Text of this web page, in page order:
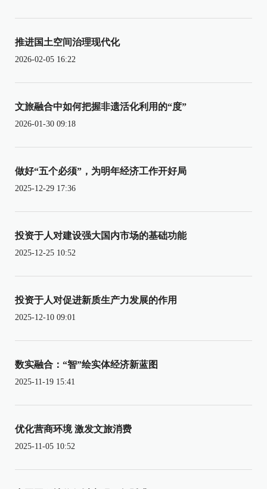
推进国土空间治理现代化
2026-02-05 16:22
文旅融合中如何把握非遗活化利用的“度”
2026-01-30 09:18
做好“五个必须”，为明年经济工作开好局
2025-12-29 17:36
投资于人对建设强大国内市场的基础功能
2025-12-25 10:52
投资于人对促进新质生产力发展的作用
2025-12-10 09:01
数实融合：“智”绘实体经济新蓝图
2025-11-19 15:41
优化营商环境 激发文旅消费
2025-11-05 10:52